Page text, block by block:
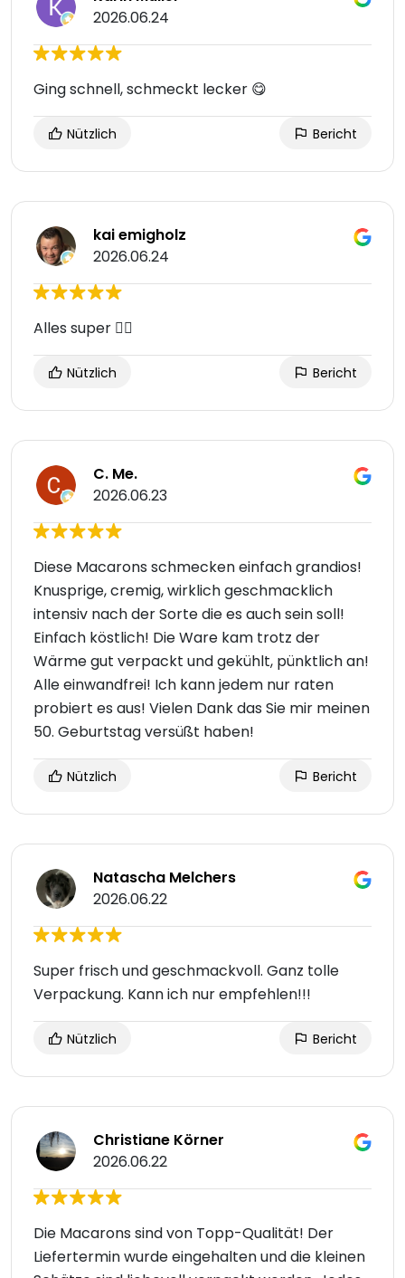
2026.06.24
Ging schnell, schmeckt lecker 😋
Nützlich Bericht
kai emigholz
2026.06.24
Alles super 🙋‍♂️
Nützlich Bericht
C. Me.
2026.06.23
Diese Macarons schmecken einfach grandios!
Knusprige, cremig, wirklich geschmacklich
intensiv nach der Sorte die es auch sein soll!
Einfach köstlich! Die Ware kam trotz der
Wärme gut verpackt und gekühlt, pünktlich an!
Alle einwandfrei! Ich kann jedem nur raten
probiert es aus! Vielen Dank das Sie mir meinen
50. Geburtstag versüßt haben!
Nützlich Bericht
Natascha Melchers
2026.06.22
Super frisch und geschmackvoll. Ganz tolle
Verpackung. Kann ich nur empfehlen!!!
Nützlich Bericht
Christiane Körner
2026.06.22
Die Macarons sind von Topp-Qualität! Der
Liefertermin wurde eingehalten und die kleinen